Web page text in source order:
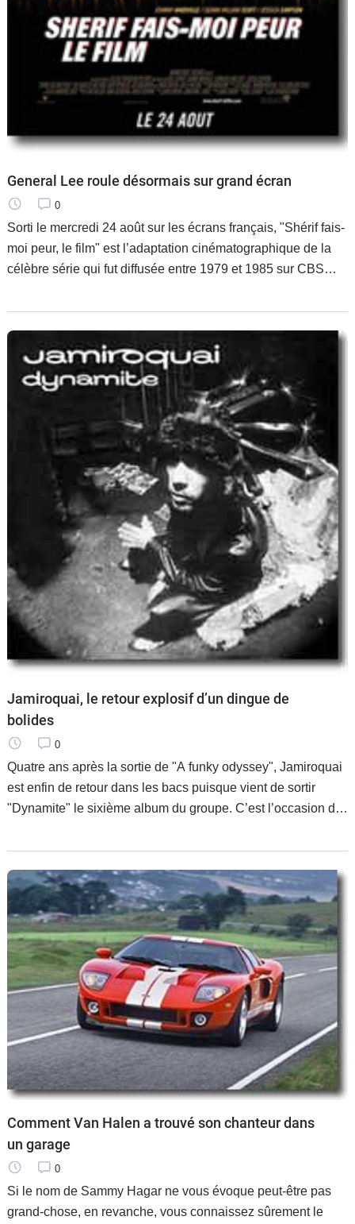
General Lee roule désormais sur grand écran
0
Sorti le mercredi 24 août sur les écrans français, "Shérif fais-
moi peur, le film" est l’adaptation cinématographique de la
célèbre série qui fut diffusée entre 1979 et 1985 sur CBS
Jamiroquai, le retour explosif d’un dingue de
bolides
0
Quatre ans après la sortie de "A funky odyssey", Jamiroquai
est enfin de retour dans les bacs puisque vient de sortir
"Dynamite" le sixième album du groupe. C’est l’occasion de
Comment Van Halen a trouvé son chanteur dans
un garage
0
Si le nom de Sammy Hagar ne vous évoque peut-être pas
grand-chose, en revanche, vous connaissez sûrement le